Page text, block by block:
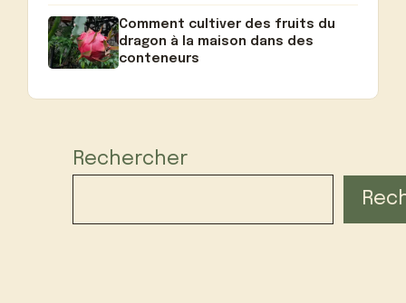
Comment cultiver des fruits du
dragon à la maison dans des
conteneurs
Rechercher